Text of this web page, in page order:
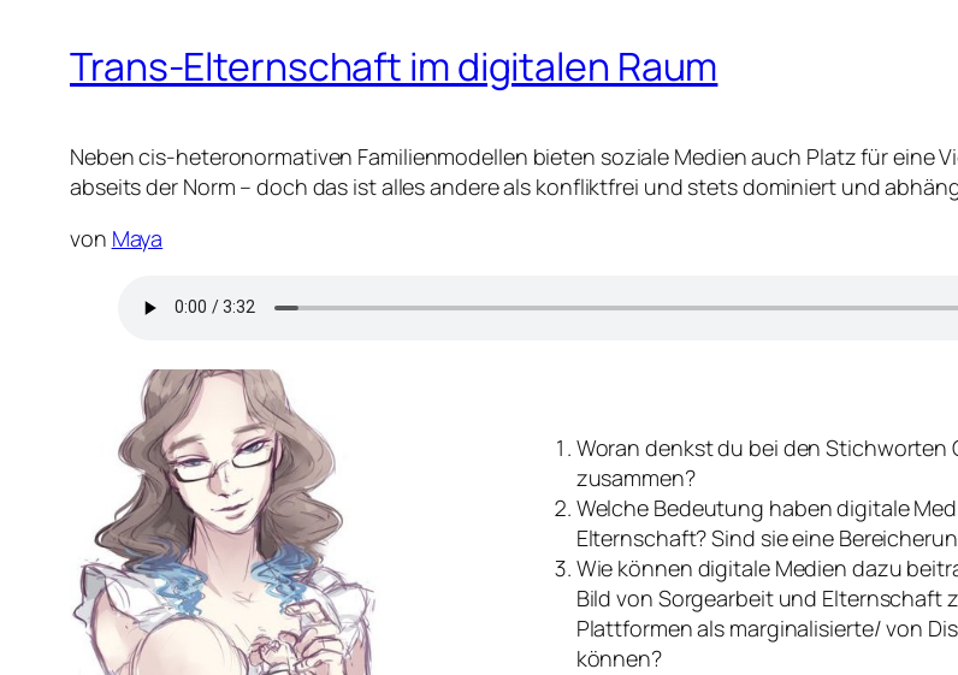
Trans-Elternschaft im digitalen Raum
Neben cis-heteronormativen Familienmodellen bieten soziale Medien auch Platz für eine
abseits der Norm – doch das ist alles andere als konfliktfrei und stets dominiert und
von Maya
Woran denkst du bei den Stichworten
zusammen?
Welche Bedeutung haben digitale
Elternschaft? Sind sie eine
Wie können digitale Medien dazu
Bild von Sorgearbeit und Elternschaft
Plattformen als marginalisierte/ von
können?